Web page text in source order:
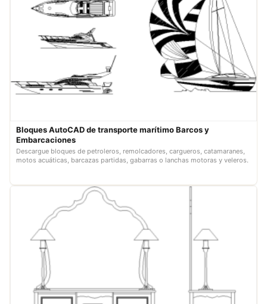
Bloques AutoCAD de transporte marítimo Barcos y
Embarcaciones
Descargue bloques de petroleros, remolcadores, cargueros, catamaranes,
motos acuáticas, barcazas partidas, gabarras o lanchas motoras y veleros.